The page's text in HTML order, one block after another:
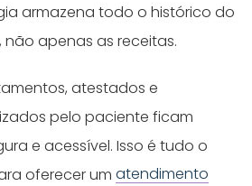
armazena todo o histórico do
apenas as receitas.
atestados e
pelo paciente ficam
e acessível. Isso é tudo o
oferecer umatendimento